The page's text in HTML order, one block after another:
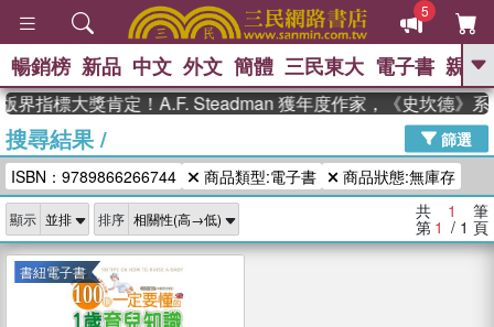
5
GO
高希均教授回憶錄
、 The Odyssey 、 父親節 、 如果歷
史是一群喵 、 暑期推薦 、 國際布克
獎 臺灣漫遊錄 、 方念華 、 台灣的李
登輝時代
數學女孩：黎曼猜想 、
偉大的迷走神經
暢銷榜 新品 中文 外文 簡體 三民東大 電子書 親子
界指標大獎肯定！A.F. Steadman 獲年度作家，《史坎德》系
搜尋結果/
篩選
ISBN：9789866266744
商品類型:電子書 商品狀態:無庫存
顯示 排序 共 1 筆
第 1 / 1 頁
書紐電子書